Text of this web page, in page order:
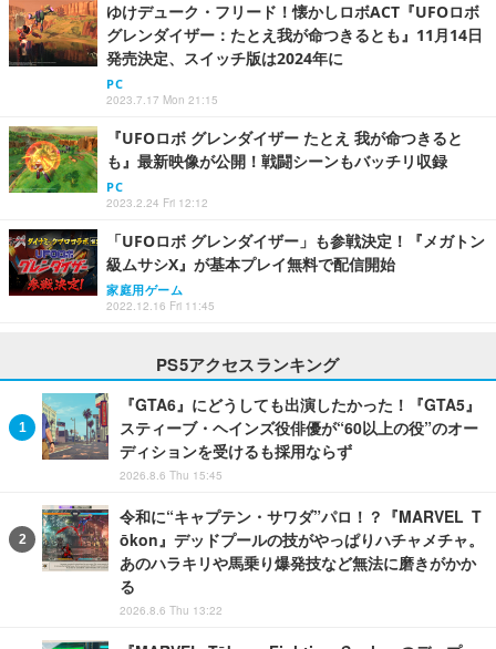
ゆけデューク・フリード！懐かしロボACT『UFOロボ
グレンダイザー：たとえ我が命つきるとも』11月14日
発売決定、スイッチ版は2024年に
PC
2023.7.17 Mon 21:15
『UFOロボ グレンダイザー たとえ 我が命つきると
も』最新映像が公開！戦闘シーンもバッチリ収録
PC
2023.2.24 Fri 12:12
「UFOロボ グレンダイザー」も参戦決定！『メガトン
級ムサシX』が基本プレイ無料で配信開始
家庭用ゲーム
2022.12.16 Fri 11:45
PS5アクセスランキング
『GTA6』にどうしても出演したかった！『GTA5』
スティーブ・ヘインズ役俳優が“60以上の役”のオー
ディションを受けるも採用ならず
2026.8.6 Thu 15:45
令和に“キャプテン・サワダ”パロ！？『MARVEL T
ōkon』デッドプールの技がやっぱりハチャメチャ。
あのハラキリや馬乗り爆発技など無法に磨きがかか
る
2026.8.6 Thu 13:22